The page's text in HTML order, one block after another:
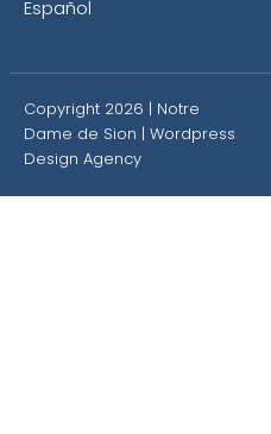
Español
Copyright 2026 | Notre
Dame de Sion | Wordpress
Design Agency